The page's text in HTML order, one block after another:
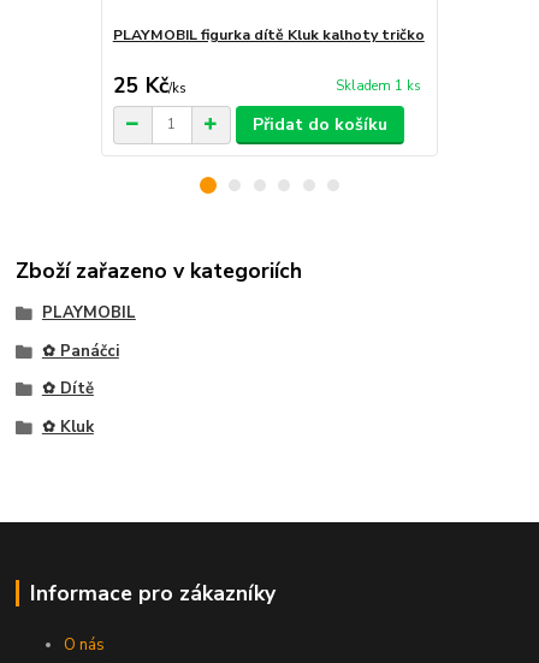
PLAYMOBIL figurka dítě Kluk kalhoty tričko
25 Kč/ks Skladem 1 ks
Přidat do košíku
Zboží zařazeno v kategoriích
PLAYMOBIL
✿ Panáčci
✿ Dítě
✿ Kluk
Informace pro zákazníky
O nás